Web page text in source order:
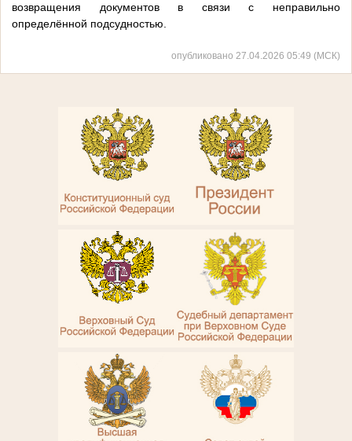
возвращения документов в связи с неправильно
определённой подсудностью.
опубликовано 27.04.2026 05:49 (МСК)